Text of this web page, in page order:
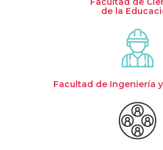
de la
Facultad de Ingeniería